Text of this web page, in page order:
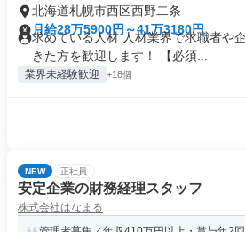
北海道札幌市西区西野二条
月給28万5900円～41万3180円
求めている人材 人材業界で求職者や
きた方を歓迎します！ 【必須...
業界未経験歓迎 +18個
NEW 正社員
安定企業の財務経理スタッフ
株式会社はなまる